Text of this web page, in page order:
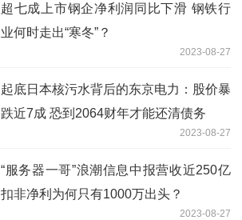
超七成上市钢企净利润同比下滑 钢铁行
业何时走出“寒冬”？
2023-08-27
起底日本核污水背后的东京电力：股价暴
跌近7成 恐到2064财年才能还清债务
2023-08-27
“服务器一哥”浪潮信息中报营收近250亿
扣非净利为何只有1000万出头？
2023-08-27